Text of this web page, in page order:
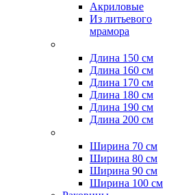
Акриловые
Из литьевого
мрамора
Длина 150 см
Длина 160 см
Длина 170 см
Длина 180 см
Длина 190 см
Длина 200 см
Ширина 70 см
Ширина 80 см
Ширина 90 см
Ширина 100 см